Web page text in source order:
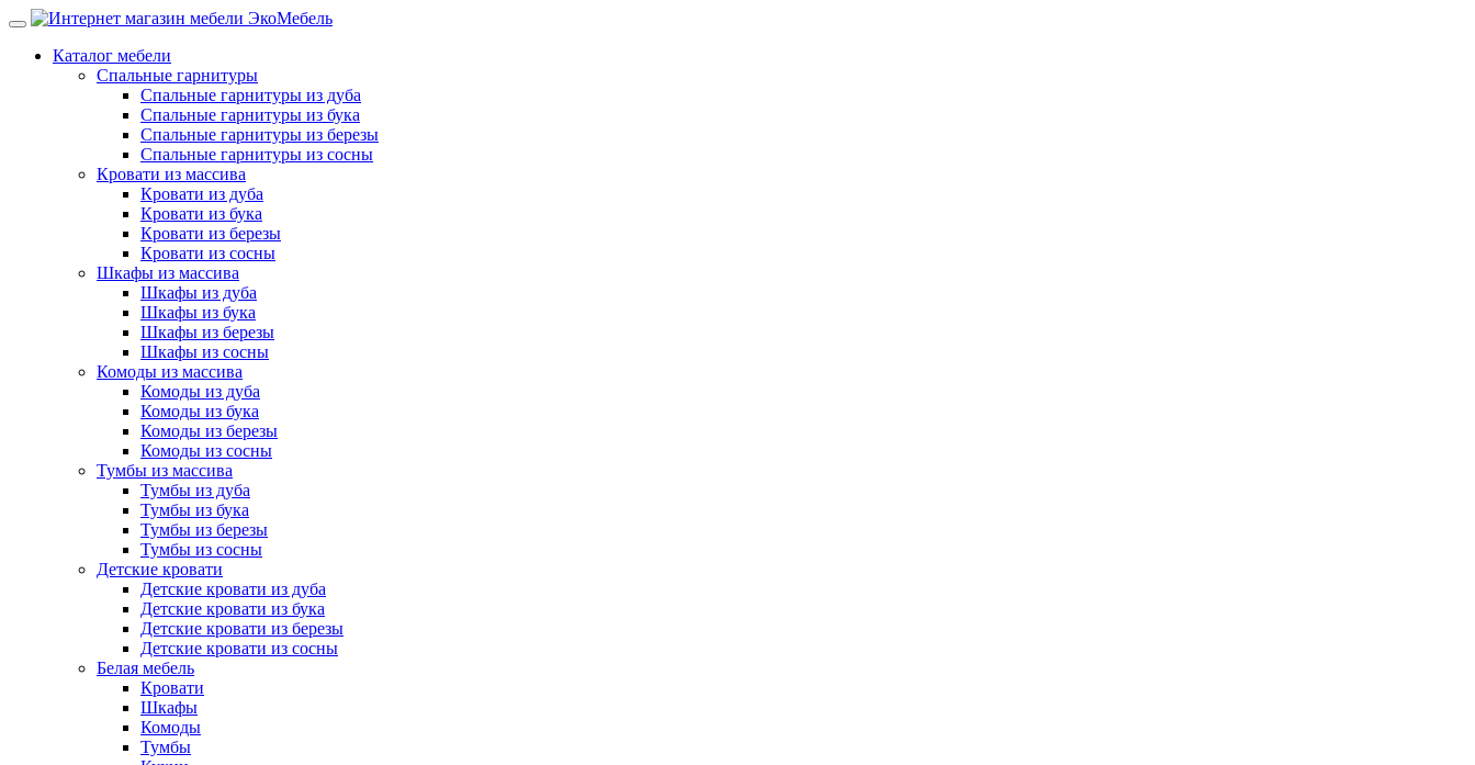
Каталог мебели
Спальные гарнитуры
Спальные гарнитуры из дуба
Спальные гарнитуры из бука
Спальные гарнитуры из березы
Спальные гарнитуры из сосны
Кровати из массива
Кровати из дуба
Кровати из бука
Кровати из березы
Кровати из сосны
Шкафы из массива
Шкафы из дуба
Шкафы из бука
Шкафы из березы
Шкафы из сосны
Комоды из массива
Комоды из дуба
Комоды из бука
Комоды из березы
Комоды из сосны
Тумбы из массива
Тумбы из дуба
Тумбы из бука
Тумбы из березы
Тумбы из сосны
Детские кровати
Детские кровати из дуба
Детские кровати из бука
Детские кровати из березы
Детские кровати из сосны
Белая мебель
Кровати
Шкафы
Комоды
Тумбы